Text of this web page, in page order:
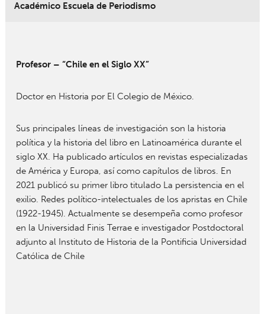
Académico Escuela de Periodismo
Profesor – “Chile en el Siglo XX”
Doctor en Historia por El Colegio de México.
Sus principales líneas de investigación son la historia
política y la historia del libro en Latinoamérica durante el
siglo XX. Ha publicado artículos en revistas especializadas
de América y Europa, así como capítulos de libros. En
2021 publicó su primer libro titulado La persistencia en el
exilio. Redes político-intelectuales de los apristas en Chile
(1922-1945). Actualmente se desempeña como profesor
en la Universidad Finis Terrae e investigador Postdoctoral
adjunto al Instituto de Historia de la Pontificia Universidad
Católica de Chile